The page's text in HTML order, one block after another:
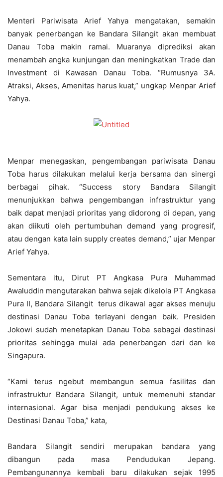
Menteri Pariwisata Arief Yahya mengatakan, semakin
banyak penerbangan ke Bandara Silangit akan membuat
Danau Toba makin ramai. Muaranya diprediksi akan
menambah angka kunjungan dan meningkatkan Trade dan
Investment di Kawasan Danau Toba. “Rumusnya 3A.
Atraksi, Akses, Amenitas harus kuat,” ungkap Menpar Arief
Yahya.
Menpar menegaskan, pengembangan pariwisata Danau
Toba harus dilakukan melalui kerja bersama dan sinergi
berbagai pihak. “Success story Bandara Silangit
menunjukkan bahwa pengembangan infrastruktur yang
baik dapat menjadi prioritas yang didorong di depan, yang
akan diikuti oleh pertumbuhan demand yang progresif,
atau dengan kata lain supply creates demand,” ujar Menpar
Arief Yahya.
Sementara itu, Dirut PT Angkasa Pura Muhammad
Awaluddin mengutarakan bahwa sejak dikelola PT Angkasa
Pura II, Bandara Silangit terus dikawal agar akses menuju
destinasi Danau Toba terlayani dengan baik. Presiden
Jokowi sudah menetapkan Danau Toba sebagai destinasi
prioritas sehingga mulai ada penerbangan dari dan ke
Singapura.
“Kami terus ngebut membangun semua fasilitas dan
infrastruktur Bandara Silangit, untuk memenuhi standar
internasional. Agar bisa menjadi pendukung akses ke
Destinasi Danau Toba,” kata,
Bandara Silangit sendiri merupakan bandara yang
dibangun pada masa Pendudukan Jepang.
Pembangunannya kembali baru dilakukan sejak 1995